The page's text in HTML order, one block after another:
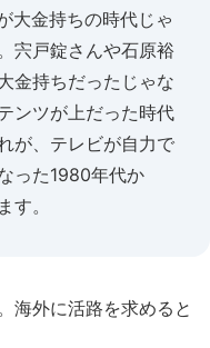
大金持ちの時代じゃ
宍戸錠さんや石原裕
金持ちだったじゃな
ンツが上だった時代
が、テレビが自力で
った1980年代か
す。
外に活路を求めると